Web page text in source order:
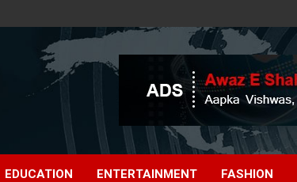
EDUCATION ENTERTAINMENT FASHION